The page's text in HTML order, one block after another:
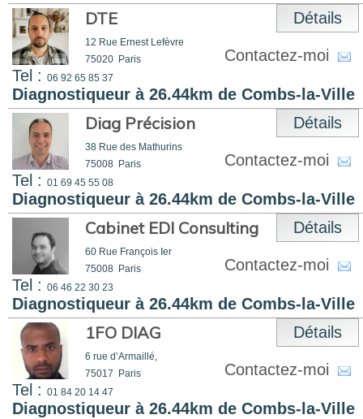
DTE
12 Rue Ernest Lefèvre
75020 Paris
Tel : 06 92 65 85 37
Diagnostiqueur à 26.44km de Combs-la-Ville
Détails
Contactez-moi
Diag Précision
38 Rue des Mathurins
75008 Paris
Tel : 01 69 45 55 08
Diagnostiqueur à 26.44km de Combs-la-Ville
Détails
Contactez-moi
Cabinet EDI Consulting
60 Rue François Ier
75008 Paris
Tel : 06 46 22 30 23
Diagnostiqueur à 26.44km de Combs-la-Ville
Détails
Contactez-moi
1FO DIAG
6 rue d’Armaillé,
75017
Paris
Tel : 01 84 20 14 47
Diagnostiqueur à 26.44km de Combs-la-Ville
Détails
Contactez-moi